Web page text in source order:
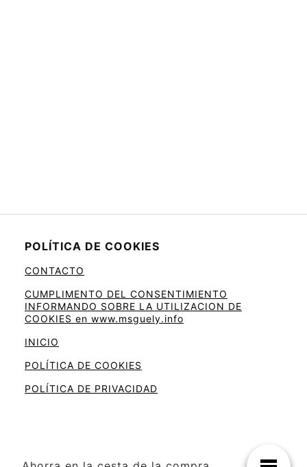
POLÍTICA DE COOKIES
CONTACTO
CUMPLIMENTO DEL CONSENTIMIENTO
INFORMANDO SOBRE LA UTILIZACION DE
COOKIES en www.msguely.info
INICIO
POLÍTICA DE COOKIES
POLÍTICA DE PRIVACIDAD